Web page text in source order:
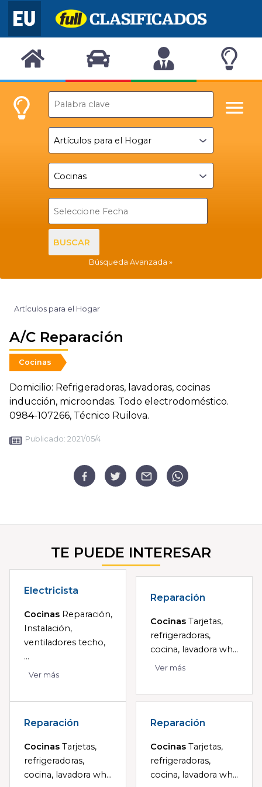
BUSCAR
Búsqueda Avanzada
Artículos para el Hogar
A/C Reparación
Cocinas
Domicilio: Refrigeradoras, lavadoras, cocinas
inducción, microondas. Todo electrodoméstico.
0984-107266, Técnico Ruilova.
Publicado: 2021/05/4
TE PUEDE INTERESAR
Electricista
Cocinas Reparación,
Instalación,
ventiladores techo,
...
Ver más
Reparación
Cocinas Tarjetas,
refrigeradoras,
cocina, lavadora wh...
Ver más
Reparación
Cocinas Tarjetas,
refrigeradoras,
cocina, lavadora wh...
Reparación
Cocinas Tarjetas,
refrigeradoras,
cocina, lavadora wh...